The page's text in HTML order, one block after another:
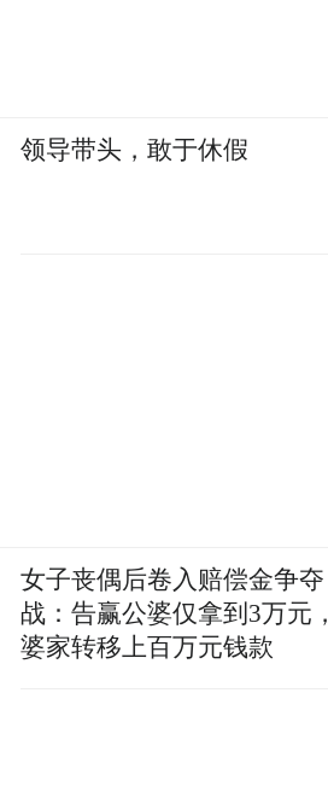
领导带头，敢于休假
女子丧偶后卷入赔偿金争夺
战：告赢公婆仅拿到3万元，
婆家转移上百万元钱款